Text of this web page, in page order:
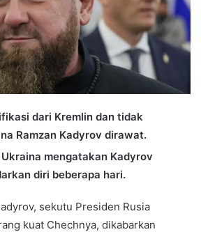
dari Kremlin dan tidak
Ramzan Kadyrov dirawat.
mengatakan Kadyrov
diri beberapa hari.
sekutu Presiden Rusia
kuat Chechnya, dikabarkan